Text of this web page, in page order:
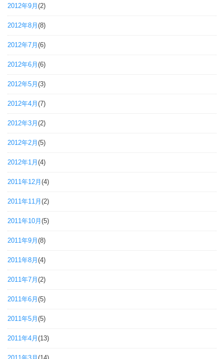
2012年9月 (2)
2012年8月 (8)
2012年7月 (6)
2012年6月 (6)
2012年5月 (3)
2012年4月 (7)
2012年3月 (2)
2012年2月 (5)
2012年1月 (4)
2011年12月 (4)
2011年11月 (2)
2011年10月 (5)
2011年9月 (8)
2011年8月 (4)
2011年7月 (2)
2011年6月 (5)
2011年5月 (5)
2011年4月 (13)